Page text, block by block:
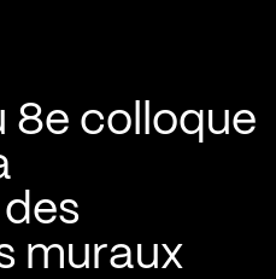
8e colloque
muraux